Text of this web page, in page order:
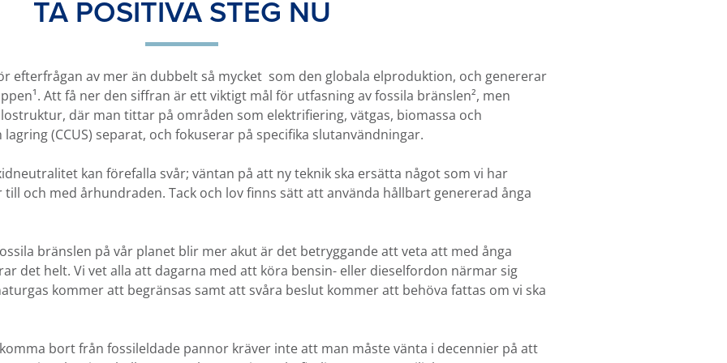
TA POSITIVA STEG NU
efterfrågan av mer än dubbelt så mycket som den globala elproduktion, och genererar
Att få ner den siffran är ett viktigt mål för utfasning av fossila bränslen², men
där man tittar på områden som elektrifiering, vätgas, biomassa och
(CCUS) separat, och fokuserar på specifika slutanvändningar.
kan förefalla svår; väntan på att ny teknik ska ersätta något som vi har
och med århundraden. Tack och lov finns sätt att använda hållbart genererad ånga
bränslen på vår planet blir mer akut är det betryggande att veta att med ånga
det helt. Vi vet alla att dagarna med att köra bensin- eller dieselfordon närmar sig
kommer att begränsas samt att svåra beslut kommer att behöva fattas om vi ska
bort från fossileldade pannor kräver inte att man måste vänta i decennier på att